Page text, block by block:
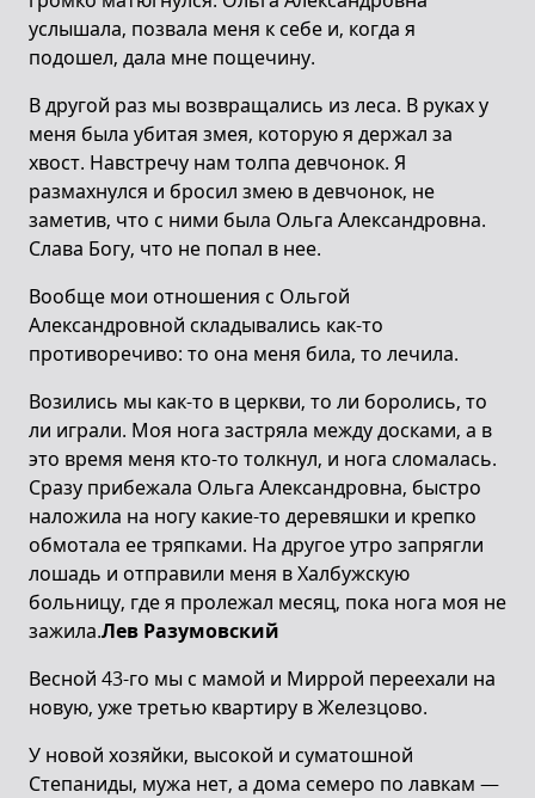
услышала, позвала меня к себе и, когда я
подошел, дала мне пощечину.
В другой раз мы возвращались из леса. В руках у
меня была убитая змея, которую я держал за
хвост. Навстречу нам толпа девчонок. Я
размахнулся и бросил змею в девчонок, не
заметив, что с ними была Ольга Александровна.
Слава Богу, что не попал в нее.
Вообще мои отношения с Ольгой
Александровной складывались как-то
противоречиво: то она меня била, то лечила.
Возились мы как-то в церкви, то ли боролись, то
ли играли. Моя нога застряла между досками, а в
это время меня кто-то толкнул, и нога сломалась.
Сразу прибежала Ольга Александровна, быстро
наложила на ногу какие-то деревяшки и крепко
обмотала ее тряпками. На другое утро запрягли
лошадь и отправили меня в Халбужскую
больницу, где я пролежал месяц, пока нога моя не
зажила.Лев Разумовский
Весной 43-го мы с мамой и Миррой переехали на
новую, уже третью квартиру в Железцово.
У новой хозяйки, высокой и суматошной
Степаниды, мужа нет, а дома семеро по лавкам —